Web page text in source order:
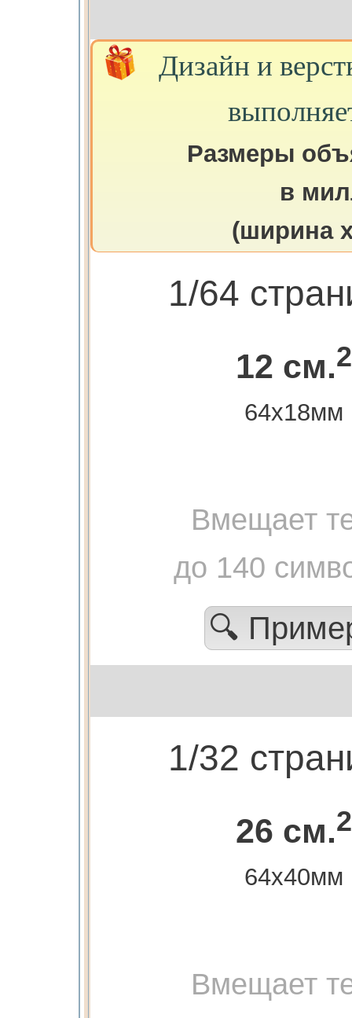
Дизайн и
Размеры
в
(ширина
1/64
12 см.2
64х18мм
Вмещает
до 140
🔍
1/32
26 см.2
64х40мм
Вмещает